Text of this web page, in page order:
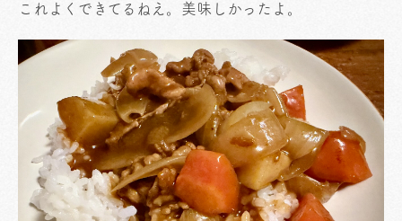
これよくできてるねえ。美味しかったよ。